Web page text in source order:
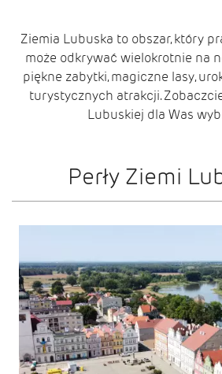
Ziemia Lubuska to obszar, który
może odkrywać wielokrotnie na
piękne zabytki, magiczne lasy,
turystycznych atrakcji.
Lubuskiej dla Was
Perły Ziemi